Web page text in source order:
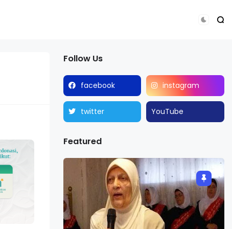
Follow Us
facebook instagram
twitter YouTube
Featured